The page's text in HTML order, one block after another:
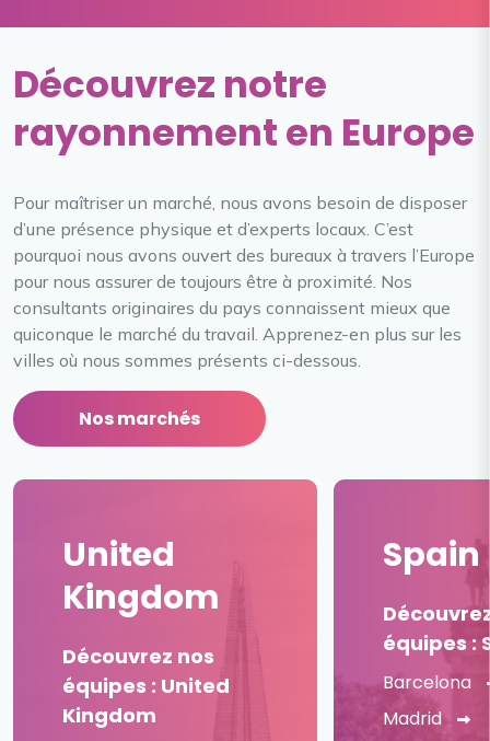
Découvrez notre
rayonnement en Europe
Pour maîtriser un marché, nous avons besoin de disposer
d’une présence physique et d’experts locaux. C’est
pourquoi nous avons ouvert des bureaux à travers l’Europe
pour nous assurer de toujours être à proximité. Nos
consultants originaires du pays connaissent mieux que
quiconque le marché du travail. Apprenez-en plus sur les
villes où nous sommes présents ci-dessous.
Nos marchés
United
Kingdom
Découvrez nos
équipes : United
Kingdom
Spain
équipes :
Barcelona
Madrid